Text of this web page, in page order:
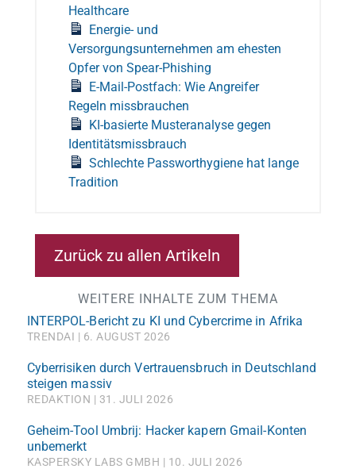
Healthcare
Energie- und
Versorgungsunternehmen am ehesten
Opfer von Spear-Phishing
E-Mail-Postfach: Wie Angreifer
Regeln missbrauchen
KI-basierte Musteranalyse gegen
Identitätsmissbrauch
Schlechte Passworthygiene hat lange
Tradition
Zurück zu allen Artikeln
WEITERE INHALTE ZUM THEMA
INTERPOL-Bericht zu KI und Cybercrime in Afrika
TRENDAI 6. AUGUST 2026
Cyberrisiken durch Vertrauensbruch in Deutschland
steigen massiv
REDAKTION 31. JULI 2026
Geheim-Tool Umbrij: Hacker kapern Gmail-Konten
unbemerkt
KASPERSKY LABS GMBH 10. JULI 2026